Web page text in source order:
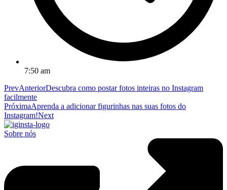
7:50 am
PrevAnteriorDescubra como postar fotos inteiras no Instagram
facilmente
PróximaAprenda a adicionar figurinhas nas suas fotos do
Instagram!Next
Sobre nós